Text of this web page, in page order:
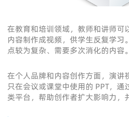
在教育和培训领域，教师和讲师可
内容制作成视频，供学生反复学习
点较为复杂、需要多次消化的内容。
在个人品牌和内容创作方面，演讲
只在会议或课堂中使用的 PPT，
类平台，帮助创作者扩大影响力，